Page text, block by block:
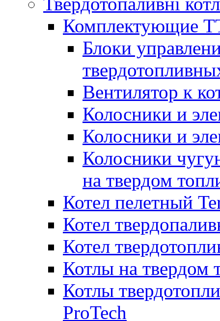
Комплектующие
Блоки
Вентилятор к
Колосники и
Колосники и
Колосники
на твердом
Котел пелетный
Котел
Котел
Котлы на твердом
Котлы
ProTech